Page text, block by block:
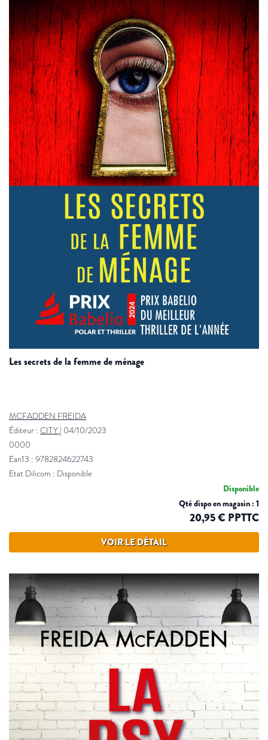
les secrets de la femme de ménage
MCFADDEN FREIDA
Éditeur : CITY | 04/10/2023
0000
Ean13 : 9782824622743
Etat Dilicom : Disponible
Disponible
Qté dispo en magasin : 1
20,95 € PPTTC
VOIR LE DÉTAIL